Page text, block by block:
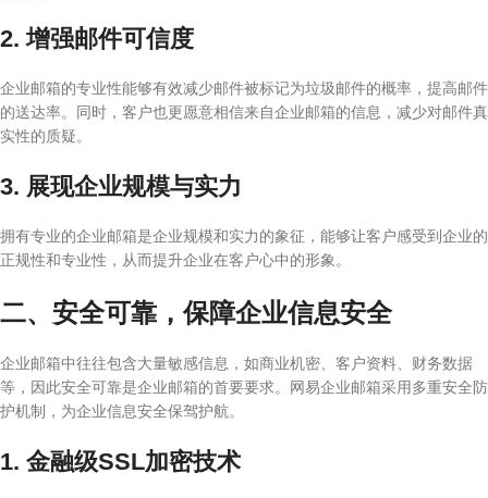
2. 增强邮件可信度
企业邮箱的专业性能够有效减少邮件被标记为垃圾邮件的概率，提高邮件
的送达率。同时，客户也更愿意相信来自企业邮箱的信息，减少对邮件真
实性的质疑。
3. 展现企业规模与实力
拥有专业的企业邮箱是企业规模和实力的象征，能够让客户感受到企业的
正规性和专业性，从而提升企业在客户心中的形象。
二、安全可靠，保障企业信息安全
企业邮箱中往往包含大量敏感信息，如商业机密、客户资料、财务数据
等，因此安全可靠是企业邮箱的首要要求。网易企业邮箱采用多重安全防
护机制，为企业信息安全保驾护航。
1. 金融级SSL加密技术